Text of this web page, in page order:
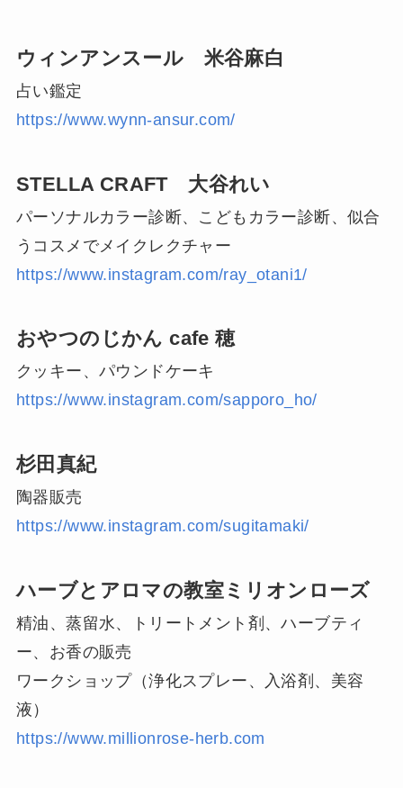
ウィンアンスール 米谷麻白
占い鑑定
https://www.wynn-ansur.com/
STELLA CRAFT 大谷れい
パーソナルカラー診断、こどもカラー診断、似合
うコスメでメイクレクチャー
https://www.instagram.com/ray_otani1/
おやつのじかん cafe 穂
クッキー、パウンドケーキ
https://www.instagram.com/sapporo_ho/
杉田真紀
陶器販売
https://www.instagram.com/sugitamaki/
ハーブとアロマの教室ミリオンローズ
精油、蒸留水、トリートメント剤、ハーブティ
ー、お香の販売
ワークショップ（浄化スプレー、入浴剤、美容
液）
https://www.millionrose-herb.com